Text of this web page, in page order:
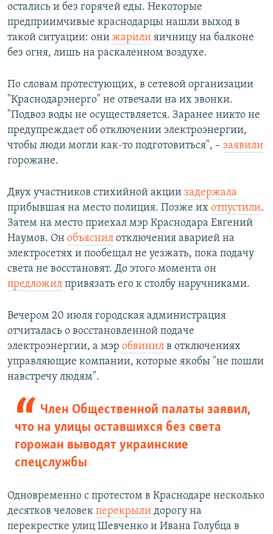
остались и без горячей еды. Некоторые
предприимчивые краснодарцы нашли выход в
такой ситуации: они жарили яичницу на балконе
без огня, лишь на раскаленном воздухе.
По словам протестующих, в сетевой организации
"Краснодарэнерго" не отвечали на их звонки.
"Подвоз воды не осуществляется. Заранее никто не
предупреждает об отключении электроэнергии,
чтобы люди могли как-то подготовиться", – заявили
горожане.
Двух участников стихийной акции задержала
прибывшая на место полиция. Позже их отпустили.
Затем на место приехал мэр Краснодара Евгений
Наумов. Он объяснил отключения аварией на
электросетях и пообещал не уезжать, пока подачу
света не восстановят. До этого момента он
предложил привязать его к столбу наручниками.
Вечером 20 июля городская администрация
отчиталась о восстановленной подаче
электроэнергии, а мэр обвинил в отключениях
управляющие компании, которые якобы "не пошли
навстречу людям".
Член Общественной палаты заявил,
что на улицы оставшихся без света
горожан выводят украинские
спецслужбы
Одновременно с протестом в Краснодаре несколько
десятков человек перекрыли дорогу на
перекрестке улиц Шевченко и Ивана Голубца в